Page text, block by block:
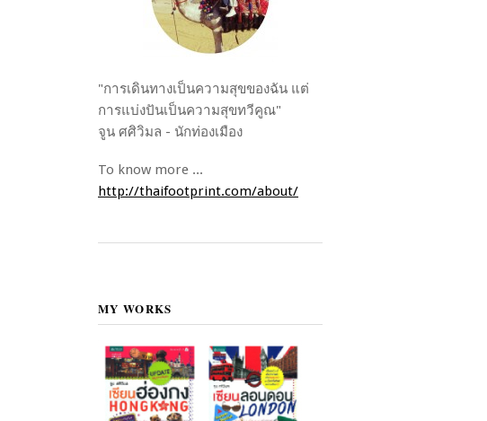
"การเดินทางเป็นความสุขของฉัน แต่
การแบ่งปันเป็นความสุขทวีคูณ"
จูน ศศิวิมล - นักท่องเมือง
To know more ...
http://thaifootprint.com/about/
MY WORKS